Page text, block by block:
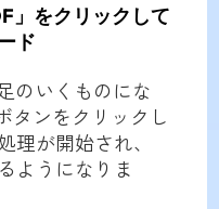
」をクリックして
ド
のいくものにな
タンをクリックし
が開始され、
ようになりま